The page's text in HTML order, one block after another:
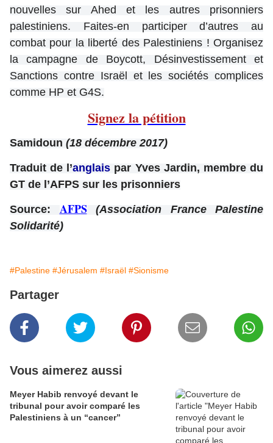
nouvelles sur Ahed et les autres prisonniers
palestiniens. Faites-en participer d’autres au
combat pour la liberté des Palestiniens ! Organisez
la campagne de Boycott, Désinvestissement et
Sanctions contre Israël et les sociétés complices
comme HP et G4S.
Signez la pétition
Samidoun (18 décembre 2017)
Traduit de l’anglais par Yves Jardin, membre du
GT de l’AFPS sur les prisonniers
Source: AFPS
(Association France Palestine
Solidarité)
#Palestine #Jérusalem #Israël #Sionisme
Partager
Vous aimerez aussi
Meyer Habib renvoyé devant le
tribunal pour avoir comparé les
Palestiniens à un “cancer”